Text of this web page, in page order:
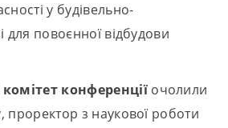
у будівельно-
для повоєнної відбудови
конференціїочолили
проректор з наукової роботи